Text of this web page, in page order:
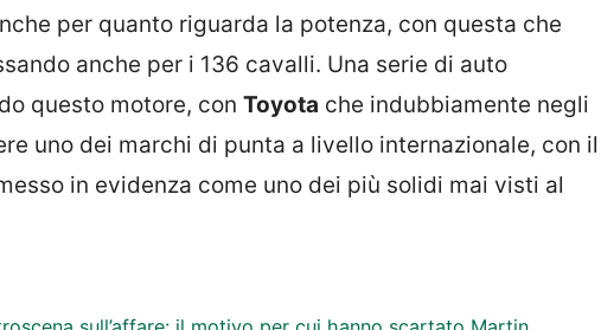
per quanto riguarda la potenza, con questa che
anche per i 136 cavalli. Una serie di auto
questo motore, con Toyota che indubbiamente negli
uno dei marchi di punta a livello internazionale, con il
in evidenza come uno dei più solidi mai visti al